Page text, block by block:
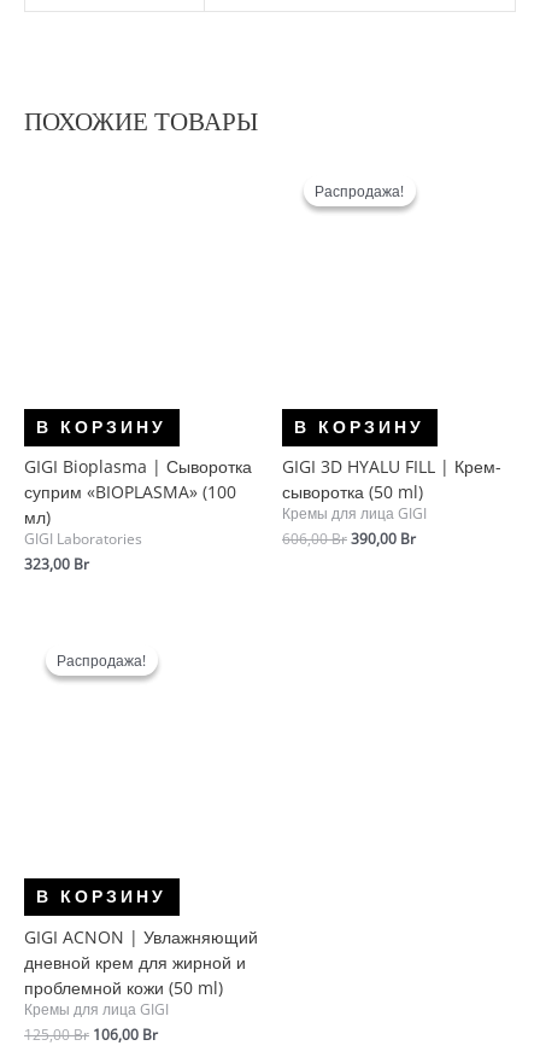
ПОХОЖИЕ ТОВАРЫ
В КОРЗИНУ
GIGI Bioplasma | Сыворотка
суприм «BIOPLASMA» (100
мл)
GIGI Laboratories
323,00 Br
Распродажа!
Распродажа!
В КОРЗИНУ
GIGI 3D HYALU FILL | Крем-
сыворотка (50 ml)
Кремы для лица GIGI
606,00BrПервоначальная
390,00 BrТекущая
Распродажа!
Распродажа!
В КОРЗИНУ
GIGI ACNON | Увлажняющий
дневной крем для жирной и
проблемной кожи (50 ml)
Кремы для лица GIGI
125,00Br Первоначальная
106,00 BrТекущая